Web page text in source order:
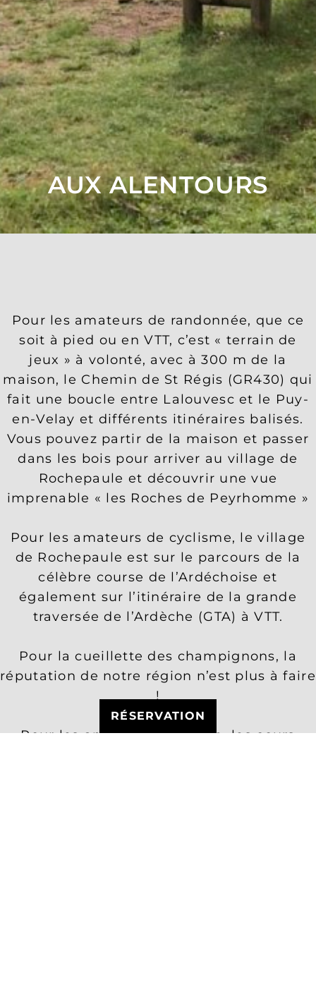
AUX ALENTOURS
Pour les amateurs de randonnée, que ce
soit à pied ou en VTT, c’est « terrain de
jeux » à volonté, avec à 300 m de la
maison, le Chemin de St Régis (GR430) qui
fait une boucle entre Lalouvesc et le Puy-
en-Velay et différents itinéraires balisés.
Vous pouvez partir de la maison et passer
dans les bois pour arriver au village de
Rochepaule et découvrir une vue
imprenable « les Roches de Peyrhomme »
Pour les amateurs de cyclisme, le village
de Rochepaule est sur le parcours de la
célèbre course de l’Ardéchoise et
également sur l’itinéraire de la grande
traversée de l’Ardèche (GTA) à VTT.
Pour la cueillette des champignons, la
réputation de notre région n’est plus à faire
!
Pour les amateurs de pêche, les cours
RÉSERVATION